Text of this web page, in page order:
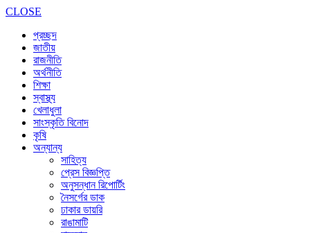
CLOSE
প্রচ্ছদ
জাতীয়
রাজনীতি
অর্থনীতি
শিক্ষা
স্বাস্থ্য
খেলাধুলা
সাংস্কৃতি বিনোদ
কৃষি
অন্যান্য
সাহিত্য
প্রেস বিজ্ঞপ্তি
অনুসন্ধান রিপোর্টিং
নৈসর্গের ডাক
ঢাকার ডায়রি
রাঙামাটি